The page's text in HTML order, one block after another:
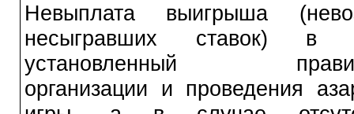
Невыплата выигрыша
несыгравших ставок) в
установленный
организации и проведения